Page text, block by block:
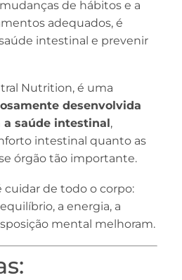
de hábitos e a
adequados, é
intestinal e prevenir
Nutrition, é uma
desenvolvida
saúde intestinal ,
intestinal quanto as
órgão tão importante.
de todo o corpo:
a energia, a
mental melhoram.